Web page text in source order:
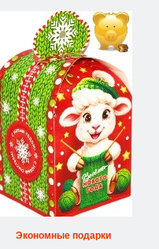
Экономные подарки